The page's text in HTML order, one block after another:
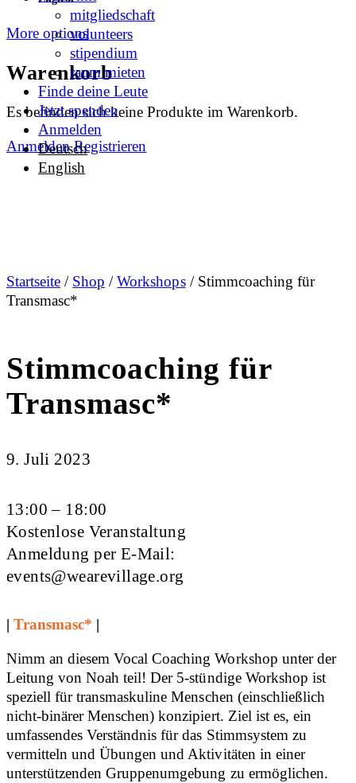
More options
Warenkorb
Es befinden sich keine Produkte im Warenkorb.
Anmelden Registrieren
mitgliedschaft
volunteers
stipendium
raum mieten
Finde deine Leute
Jetzt spenden
Anmelden
Deutsch
English
Startseite / Shop /Workshops/ Stimmcoaching für
Transmasc*
Stimmcoaching für
Transmasc*
9. Juli 2023
13:00 – 18:00
Kostenlose Veranstaltung
Anmeldung per E-Mail:
events@wearevillage.org
|Transmasc* |
Nimm an diesem Vocal Coaching Workshop unter der
Leitung von Noah teil! Der 5-stündige Workshop ist
speziell für transmaskuline Menschen (einschließlich
nicht-binärer Menschen) konzipiert. Ziel ist es, ein
umfassendes Verständnis für das Stimmsystem zu
vermitteln und Übungen und Aktivitäten in einer
unterstützenden Gruppenumgebung zu ermöglichen.